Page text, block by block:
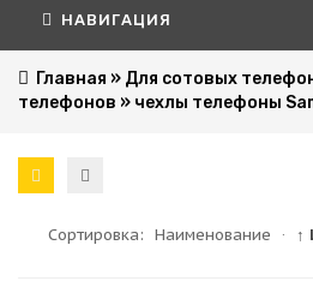
НАВИГАЦИЯ
Главная » Для сотовых
телефонов » чехлы телефоны
Сортировка: Наименование · ↑